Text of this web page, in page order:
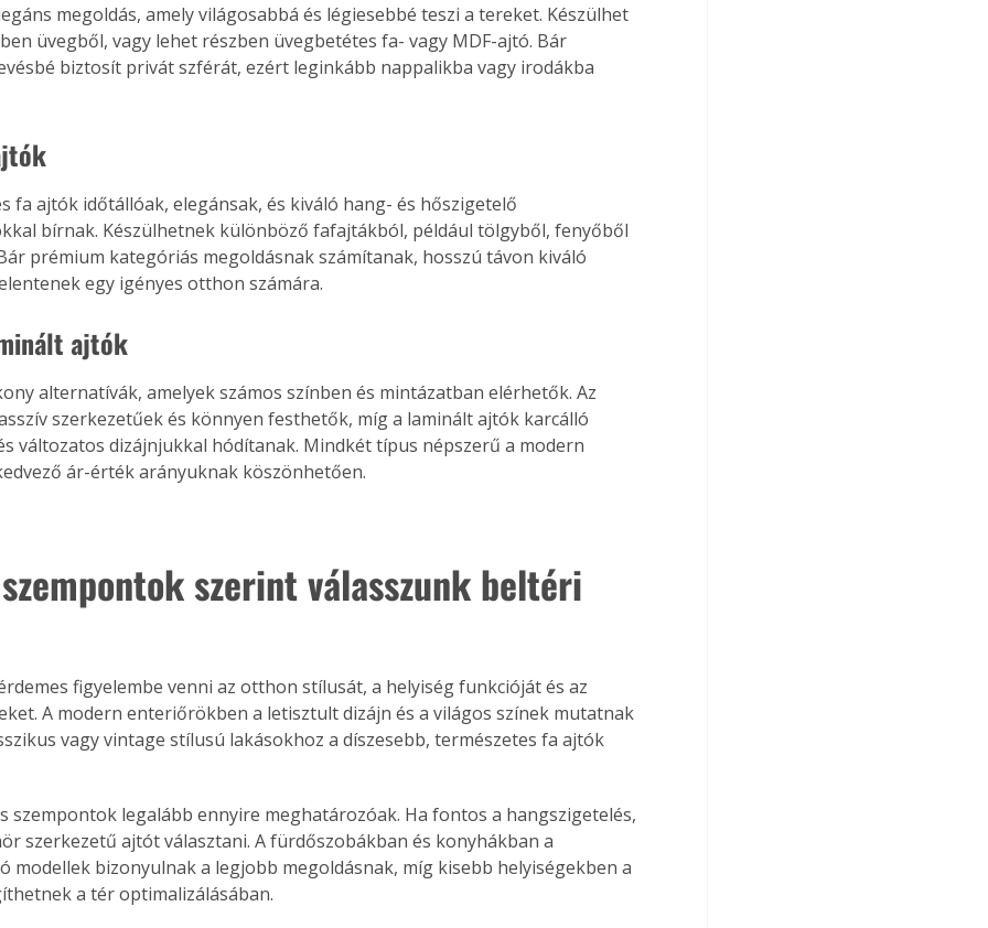
Gyógyító növények: a
természet kincsei az
megoldás, amely világosabbá és légiesebbé teszi a tereket. Készülhet
üvegből, vagy lehet részben üvegbetétes fa- vagy MDF-ajtó. Bár
biztosít privát szférát, ezért leginkább nappalikba vagy irodákba
fa ajtók időtállóak, elegánsak, és kiváló hang- és hőszigetelő
bírnak. Készülhetnek különböző fafajtákból, például tölgyből, fenyőből
prémium kategóriás megoldásnak számítanak, hosszú távon kiváló
egy igényes otthon számára.
ajtók
alternatívák, amelyek számos színben és mintázatban elérhetők. Az
szerkezetűek és könnyen festhetők, míg a laminált ajtók karcálló
változatos dizájnjukkal hódítanak. Mindkét típus népszerű a modern
ár-érték arányuknak köszönhetően.
szerint válasszunk beltéri
figyelembe venni az otthon stílusát, a helyiség funkcióját és az
A modern enteriőrökben a letisztult dizájn és a világos színek mutatnak
vagy vintage stílusú lakásokhoz a díszesebb, természetes fa ajtók
szempontok legalább ennyire meghatározóak. Ha fontos a hangszigetelés,
szerkezetű ajtót választani. A fürdőszobákban és konyhákban a
modellek bizonyulnak a legjobb megoldásnak, míg kisebb helyiségekben a
a tér optimalizálásában.